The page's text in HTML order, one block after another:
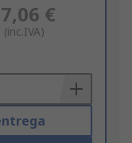
€
(inc.IVA)